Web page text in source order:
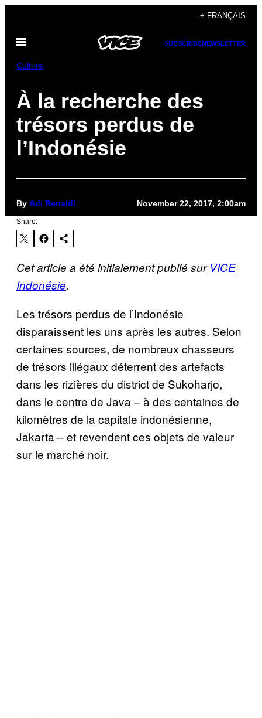
content
+ FRANÇAIS
Open
SUBSCRIBENEWSLETTER
Culture
À la recherche des
trésors perdus de
l’Indonésie
By Adi Renaldi November 22, 2017, 2:00am
Share:
Cet article a été initialement publié surVICE
Indonésie.
Les trésors perdus de l’Indonésie
disparaissent les uns après les autres. Selon
certaines sources, de nombreux chasseurs
de trésors illégaux déterrent des artefacts
dans les rizières du district de Sukoharjo,
dans le centre de Java – à des centaines de
kilomètres de la capitale indonésienne,
Jakarta – et revendent ces objets de valeur
sur le marché noir.